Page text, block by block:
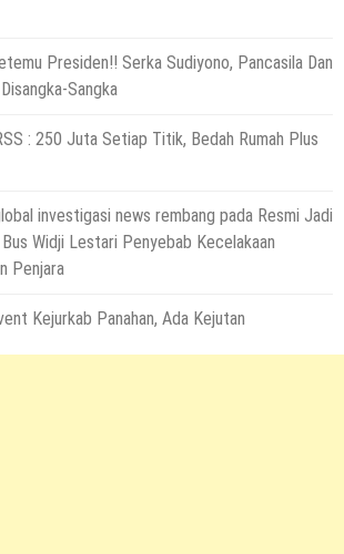
Presiden!! Serka Sudiyono, Pancasila Dan
Sangka
: 250 Juta Setiap Titik, Bedah Rumah Plus
investigasi news rembang pada Resmi Jadi
Widji Lestari Penyebab Kecelakaan
Penjara
Kejurkab Panahan, Ada Kejutan